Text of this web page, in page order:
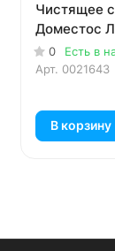
Чистящее
Доместос
0
Есть в
Арт. 0021643
В корзину